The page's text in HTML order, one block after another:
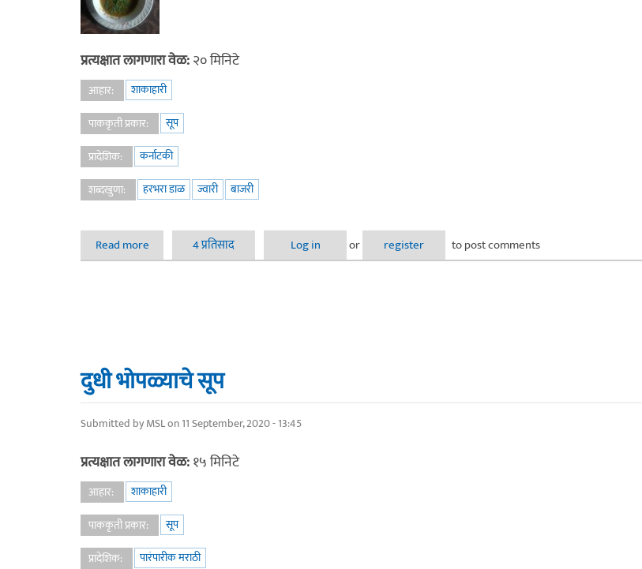
प्रत्यक्षात लागणारा वेळ:२० मिनिटे
आहार:
शाकाहारी
पाककृती प्रकार:
सूप
प्रादेशिक:
कर्नाटकी
शब्दखुणा:
हरभरा डाळ ज्वारी बाजरी
Read more about येसुरची आमटी
4 प्रतिसाद Log in or register to post comments
दुधी भोपळ्याचे सूप
Submitted byMSLon 11 September, 2020 - 13:45
प्रत्यक्षात लागणारा वेळ:१५ मिनिटे
आहार:
शाकाहारी
पाककृती प्रकार:
सूप
प्रादेशिक:
पारंपारीक मराठी